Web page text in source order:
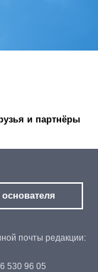
и партнёры
почты редакции:
530 96 05